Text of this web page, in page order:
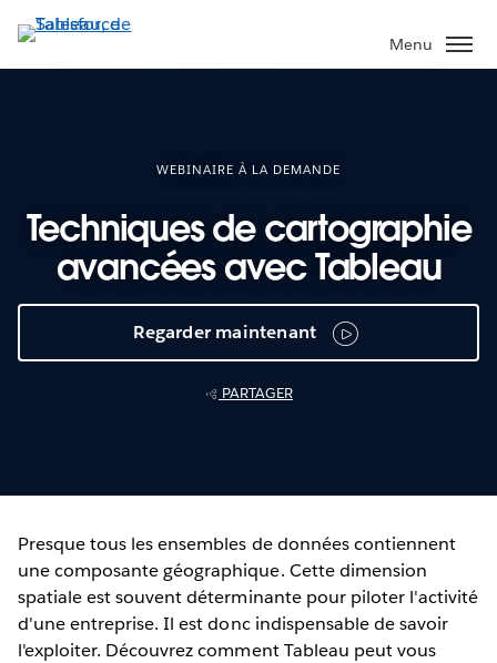
Aller
au
contenu
Menu
WEBINAIRE À LA DEMANDE
Techniques de cartographie
avancées avec Tableau
Regarder maintenant
PARTAGER
Presque tous les ensembles de données contiennent
une composante géographique. Cette dimension
spatiale est souvent déterminante pour piloter l'activité
d'une entreprise. Il est donc indispensable de savoir
l'exploiter. Découvrez comment Tableau peut vous